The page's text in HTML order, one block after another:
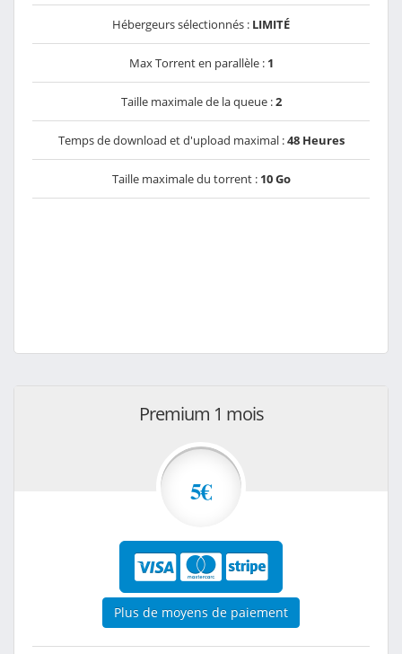
Hébergeurs sélectionnés : LIMITÉ
Max Torrent en parallèle : 1
Taille maximale de la queue :2
Temps de download et d'upload maximal :48 Heures
Taille maximale du torrent : 10 Go
Premium 1 mois
5€
Plus de moyens de paiement